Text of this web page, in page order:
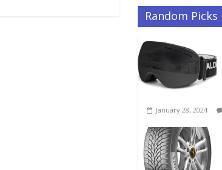
Random Picks
January 28, 2024